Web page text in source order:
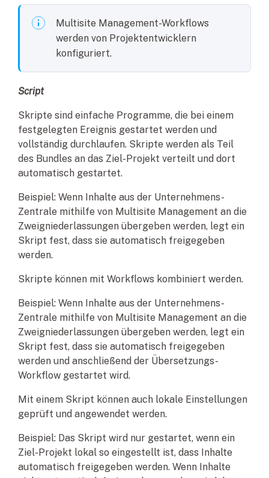
Multisite Management-Workflows
werden von Projektentwicklern
konfiguriert.
Script
Skripte sind einfache Programme, die bei einem
festgelegten Ereignis gestartet werden und
vollständig durchlaufen. Skripte werden als Teil
des Bundles an das Ziel-Projekt verteilt und dort
automatisch gestartet.
Beispiel: Wenn Inhalte aus der Unternehmens-
Zentrale mithilfe von Multisite Management an die
Zweigniederlassungen übergeben werden, legt ein
Skript fest, dass sie automatisch freigegeben
werden.
Skripte können mit Workflows kombiniert werden.
Beispiel: Wenn Inhalte aus der Unternehmens-
Zentrale mithilfe von Multisite Management an die
Zweigniederlassungen übergeben werden, legt ein
Skript fest, dass sie automatisch freigegeben
werden und anschließend der Übersetzungs-
Workflow gestartet wird.
Mit einem Skript können auch lokale Einstellungen
geprüft und angewendet werden.
Beispiel: Das Skript wird nur gestartet, wenn ein
Ziel-Projekt lokal so eingestellt ist, dass Inhalte
automatisch freigegeben werden. Wenn Inhalte